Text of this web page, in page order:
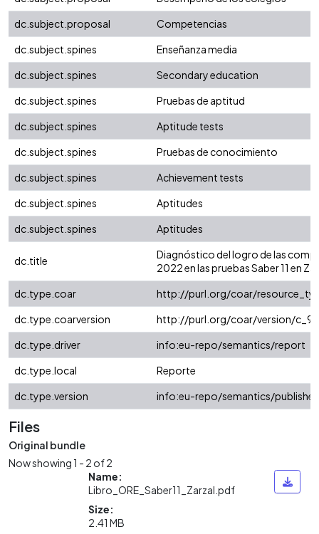
dc.subject.proposal
Competencias
dc.subject.spines
Enseñanza media
dc.subject.spines
Secondary education
dc.subject.spines
Pruebas de aptitud
dc.subject.spines
Aptitude tests
dc.subject.spines
Pruebas de conocimiento
dc.subject.spines
Achievement tests
dc.subject.spines
Aptitudes
dc.subject.spines
Aptitudes
dc.title
Diagnóstico del logro de las
2022 en las pruebas Saber 11 en
dc.type.coar
http://purl.org/coar/
dc.type.coarversion
http://purl.org/coar/version/
dc.type.driver
info:eu-repo/semantics/report
dc.type.local
Reporte
dc.type.version
info:eu-repo/semantics/
Files
Original bundle
Now showing1 - 2 of 2
Name:
Libro_ORE_Saber11_Zarzal.pdf
Size:
2.41 MB